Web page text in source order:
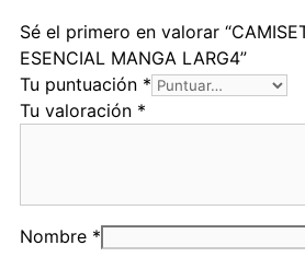
Sé el primero en valorar
ESENCIAL MANGA LARG4”
Tu puntuación *
Tu valoración *
Nombre *